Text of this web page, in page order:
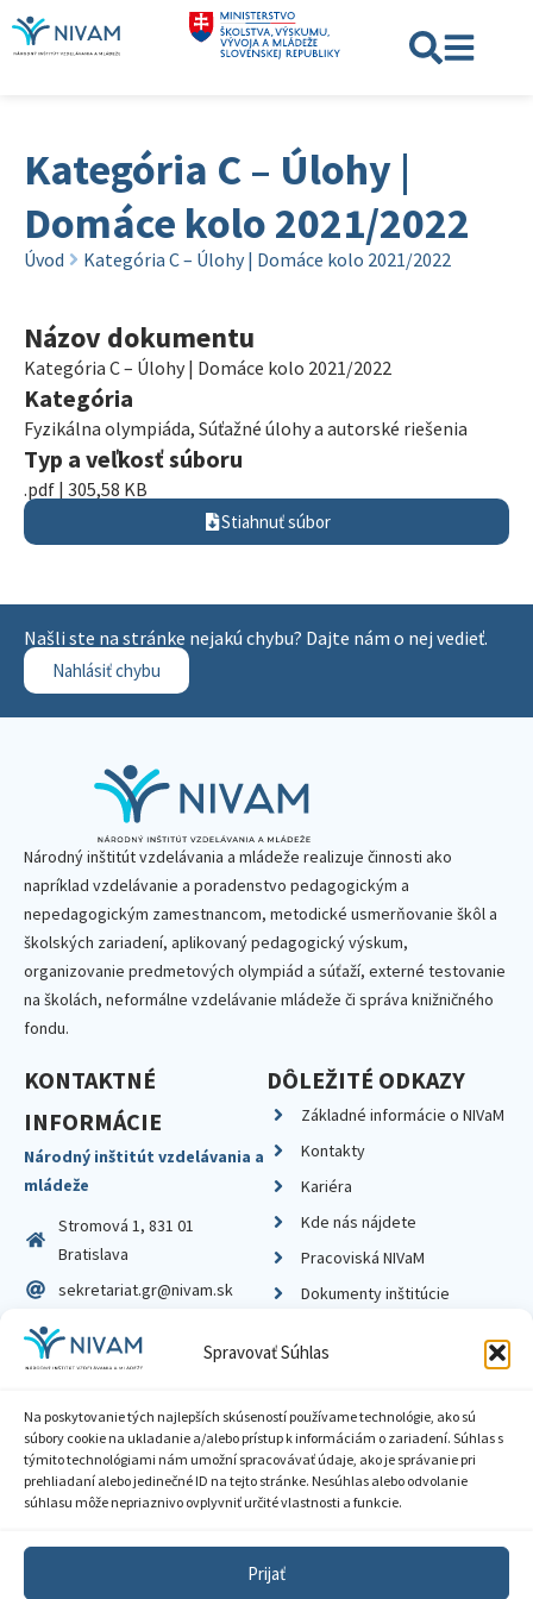
Spravovať Súhlas
Na poskytovanie tých najlepších skúseností používame technológie, ako sú
súbory cookie na ukladanie a/alebo prístup k informáciám o zariadení. Súhlas s
týmito technológiami nám umožní spracovávať údaje, ako je správanie pri
prehliadaní alebo jedinečné ID na tejto stránke. Nesúhlas alebo odvolanie
súhlasu môže nepriaznivo ovplyvniť určité vlastnosti a funkcie.
Prijať
Kategória C – Úlohy |
Domáce kolo 2021/2022
Úvod Kategória C – Úlohy | Domáce kolo 2021/2022
Názov dokumentu
Kategória C – Úlohy | Domáce kolo 2021/2022
Kategória
Fyzikálna olympiáda, Súťažné úlohy a autorské riešenia
Typ a veľkosť súboru
.pdf | 305,58 KB
Stiahnuť súbor
Našli ste na stránke nejakú chybu? Dajte nám o nej vedieť.
Nahlásiť chybu
Národný inštitút vzdelávania a mládeže realizuje činnosti ako
napríklad vzdelávanie a poradenstvo pedagogickým a
nepedagogickým zamestnancom, metodické usmerňovanie škôl a
školských zariadení, aplikovaný pedagogický výskum,
organizovanie predmetových olympiád a súťaží, externé testovanie
na školách, neformálne vzdelávanie mládeže či správa knižničného
fondu.
KONTAKTNÉ
INFORMÁCIE
Národný inštitút vzdelávania a
mládeže
Stromová 1, 831 01
Bratislava
sekretariat.gr@nivam.sk
IČO: 00164348
DIČ: 2020798714
DÔLEŽITÉ ODKAZY
Základné informácie o NIVaM
Kontakty
Kariéra
Kde nás nájdete
Pracoviská NIVaM
Dokumenty inštitúcie
Zásady ochrany súkromia
Sprístupnenie informácií